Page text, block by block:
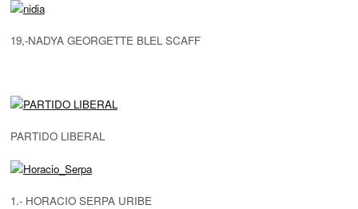
19,-NADYA GEORGETTE BLEL SCAFF
PARTIDO LIBERAL
1.- HORACIO SERPA URIBE